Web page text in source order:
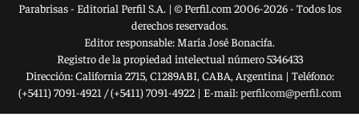
Parabrisas - Editorial Perfil S.A. | © Perfil.com 2006-2026 - Todos los
derechos reservados.
Editor responsable: María José Bonacifa.
Registro de la propiedad intelectual número 5346433
Dirección:California 2715, C1289ABI, CABA, Argentina | Teléfono:
(+5411) 7091-4921 /(+5411) 7091-4922| E-mail:perfilcom@perfil.com